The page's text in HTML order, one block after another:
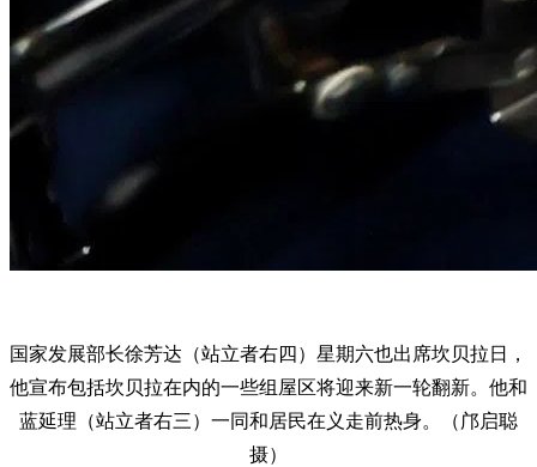
国家发展部长徐芳达（站立者右四）星期六也出席坎贝拉日，
他宣布包括坎贝拉在内的一些组屋区将迎来新一轮翻新。他和
蓝延理（站立者右三）一同和居民在义走前热身。（邝启聪
摄）